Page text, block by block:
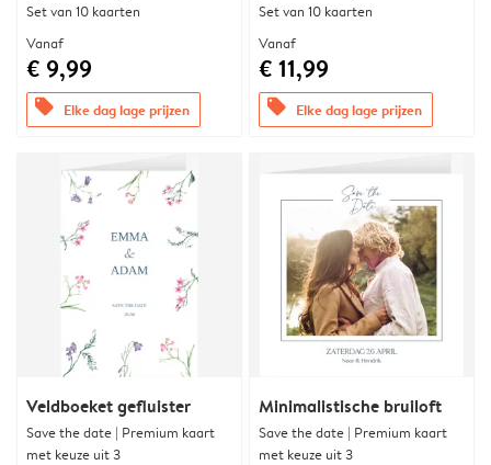
Set van 10 kaarten
Vanaf
€ 9,99
offers Elke dag lage prijzen
Set van 10 kaarten
Vanaf
€ 11,99
offers Elke dag lage prijzen
Veldboeket gefluister
Save the date | Premium kaart
met keuze uit 3
Minimalistische bruiloft
Save the date | Premium kaart
met keuze uit 3